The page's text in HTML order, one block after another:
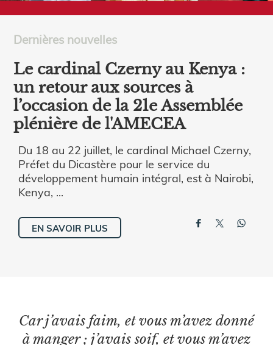
Dernières nouvelles
Le cardinal Czerny au Kenya :
un retour aux sources à
l’occasion de la 21e Assemblée
plénière de l'AMECEA
Du 18 au 22 juillet, le cardinal Michael Czerny,
Préfet du Dicastère pour le service du
développement humain intégral, est à Nairobi,
Kenya, ...
EN SAVOIR PLUS
Car j’avais faim, et vous m’avez donné
à manger ; j’avais soif, et vous m’avez